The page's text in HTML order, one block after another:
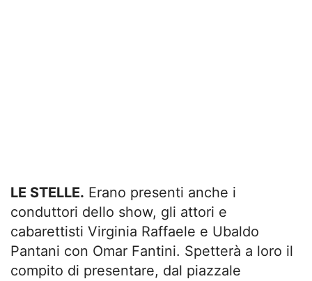
LE STELLE. Erano presenti anche i
conduttori dello show, gli attori e
cabarettisti Virginia Raffaele e Ubaldo
Pantani con Omar Fantini. Spetterà a loro il
compito di presentare, dal piazzale